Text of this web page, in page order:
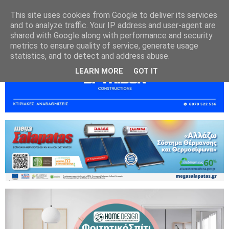
This site uses cookies from Google to deliver its services
and to analyze traffic. Your IP address and user-agent are
shared with Google along with performance and security
metrics to ensure quality of service, generate usage
statistics, and to detect and address abuse.
LEARN MORE GOT IT